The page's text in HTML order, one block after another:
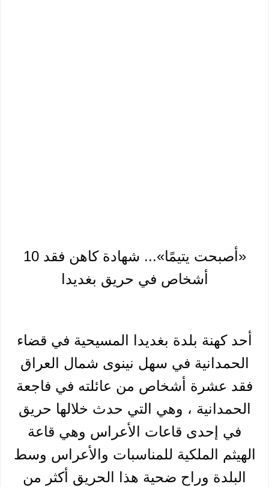
«أصبحت يتيمًا»... شهادة كاهن فقد 10
أشخاص في حريق بغديدا
أحد كهنة بلدة بغديدا المسيحية في قضاء
الحمدانية في سهل نينوى شمال العراق
فقد عشرة أشخاص من عائلته في فاجعة
الحمدانية ، وهي التي حدث خلالها حريق
في إحدى قاعات الأعراس وهي قاعة
الهيثم الملكية للمناسبات والأعراس وسط
البلدة وراح ضحية هذا الحريق أكثر من